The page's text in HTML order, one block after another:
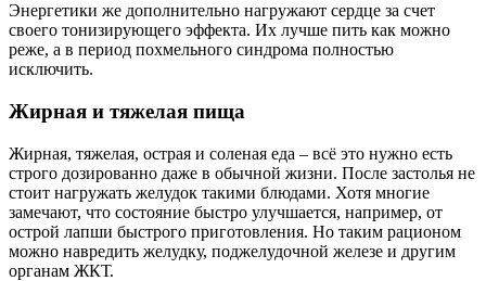
Энергетики же дополнительно нагружают сердце за счет
своего тонизирующего эффекта. Их лучше пить как можно
реже, а в период похмельного синдрома полностью
исключить.
Жирная и тяжелая пища
Жирная, тяжелая, острая и соленая еда – всё это нужно есть
строго дозированно даже в обычной жизни. После застолья не
стоит нагружать желудок такими блюдами. Хотя многие
замечают, что состояние быстро улучшается, например, от
острой лапши быстрого приготовления. Но таким рационом
можно навредить желудку, поджелудочной железе и другим
органам ЖКТ.